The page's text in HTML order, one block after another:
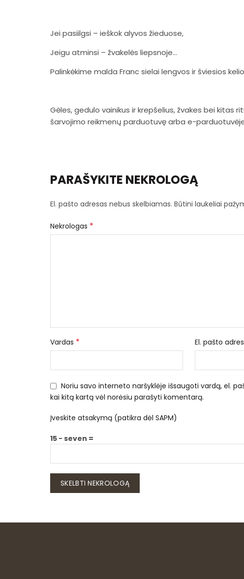
Jei pasiilgsi – ieškok alyvos žieduose,
Jeigu atminsi – žvakelės liepsnoje…
Palinkėkime malda Franc sielai lengvos ir šviesios
Gėles, gedulo vainikus ir krepšelius, žvakes bei
šarvojimo reikmenų parduotuvę arba e-
PARAŠYKITE NEKROLOGĄ
El. pašto adresas nebus skelbiamas. Būtini laukeliai
Nekrologas *
Vardas * El. pašto
Noriu savo interneto naršyklėje išsaugoti vardą, el.
kai kitą kartą vėl norėsiu parašyti komentarą.
Įveskite atsakymą (patikra dėl SAPM)
15 − seven =